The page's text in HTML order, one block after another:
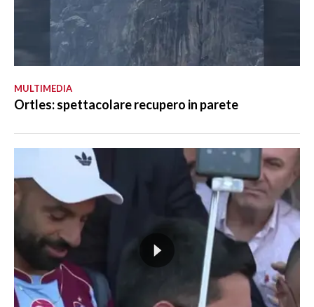
MULTIMEDIA
Ortles: spettacolare recupero in parete